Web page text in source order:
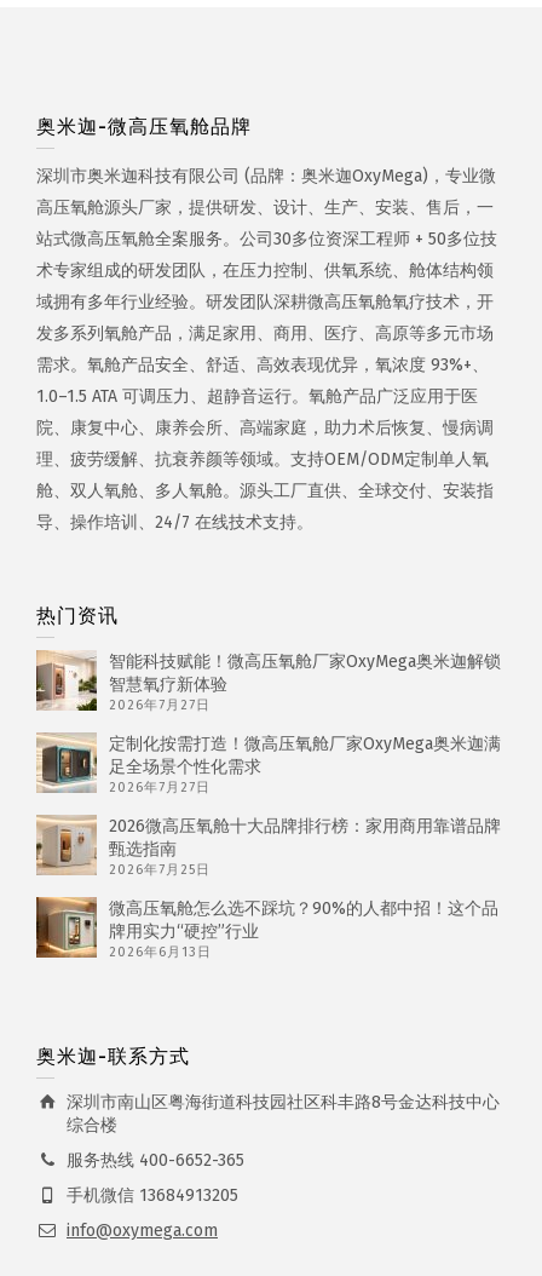
奥米迦-微高压氧舱品牌
深圳市奥米迦科技有限公司 (品牌：奥米迦OxyMega)，专业微
高压氧舱源头厂家，提供研发、设计、生产、安装、售后，一
站式微高压氧舱全案服务。公司30多位资深工程师 + 50多位技
术专家组成的研发团队，在压力控制、供氧系统、舱体结构领
域拥有多年行业经验。研发团队深耕微高压氧舱氧疗技术，开
发多系列氧舱产品，满足家用、商用、医疗、高原等多元市场
需求。氧舱产品安全、舒适、高效表现优异，氧浓度 93%+、
1.0–1.5 ATA 可调压力、超静音运行。氧舱产品广泛应用于医
院、康复中心、康养会所、高端家庭，助力术后恢复、慢病调
理、疲劳缓解、抗衰养颜等领域。支持OEM/ODM定制单人氧
舱、双人氧舱、多人氧舱。源头工厂直供、全球交付、安装指
导、操作培训、24/7 在线技术支持。
热门资讯
智能科技赋能！微高压氧舱厂家OxyMega奥米迦解锁
智慧氧疗新体验
2026年7月27日
定制化按需打造！微高压氧舱厂家OxyMega奥米迦满
足全场景个性化需求
2026年7月27日
2026微高压氧舱十大品牌排行榜：家用商用靠谱品牌
甄选指南
2026年7月25日
微高压氧舱怎么选不踩坑？90%的人都中招！这个品
牌用实力“硬控”行业
2026年6月13日
奥米迦-联系方式
深圳市南山区粤海街道科技园社区科丰路8号金达科技中心
综合楼
服务热线 400-6652-365
手机微信 13684913205
info@oxymega.com